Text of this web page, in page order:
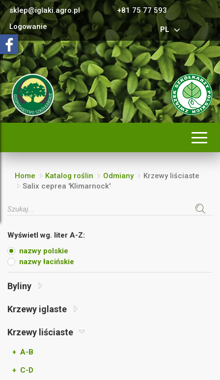
sklep@iglaki.agro.pl
+81 75 77 593
Logowanie
PL
Home Katalog roślin Odmiany
Krzewy liściaste
Salix ceprea 'Klimarnock'
Wyświetl wg. liter A-Z:
nazwy polskie
nazwy łacińskie
Byliny
Krzewy iglaste
Krzewy liściaste
+ A-B
+ C-D